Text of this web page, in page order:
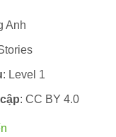
Anh
: Level 1
: CC BY 4.0